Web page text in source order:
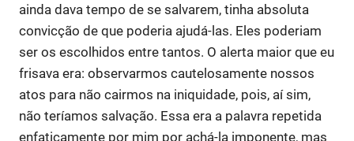
ainda dava tempo de se salvarem, tinha absoluta
convicção de que poderia ajudá-las. Eles poderiam
ser os escolhidos entre tantos. O alerta maior que eu
frisava era: observarmos cautelosamente nossos
atos para não cairmos na iniquidade, pois, aí sim,
não teríamos salvação. Essa era a palavra repetida
enfaticamente por mim por achá-la imponente, mas